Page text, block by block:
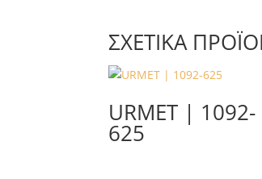
ΣΧΕΤΙΚΆ
URMET | 1092-
625